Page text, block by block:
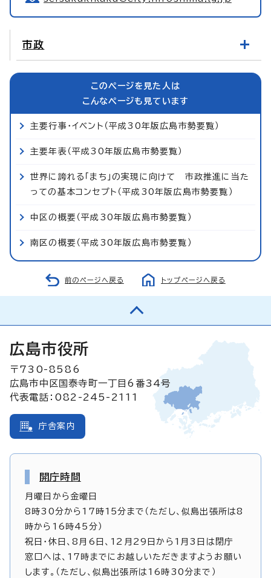
市政
このページを見た人は
こんなページも見ています
主要行事・イベント（平成30年版広島市勢要覧）
主要年表（平成30年版広島市勢要覧）
世界に誇れる「まち」の実現に向けて 市政推進に当た
っての基本コンセプト（平成30年版広島市勢要覧）
中区の概要（平成30年版広島市勢要覧）
南区の概要（平成30年版広島市勢要覧）
前のページへ戻る トップページへ戻る
広島市役所
〒730-8586
広島市中区国泰寺町一丁目6番34号
代表電話：082-245-2111
庁舎案内
開庁時間
月曜日から金曜日
8時30分から17時15分まで（ただし、似島出張所は8
時から16時45分）
祝日・休日、8月6日、12月29日から1月3日は閉庁
窓口へは、17時までにお越しいただきますようお願い
します。（ただし、似島出張所は16時30分まで）